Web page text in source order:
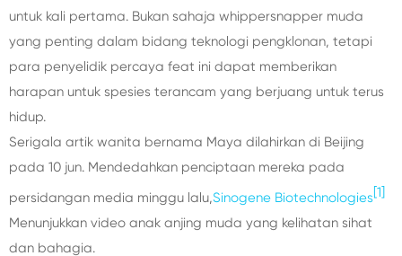
untuk kali pertama. Bukan sahaja whippersnapper muda
yang penting dalam bidang teknologi pengklonan, tetapi
para penyelidik percaya feat ini dapat memberikan
harapan untuk spesies terancam yang berjuang untuk terus
hidup.
Serigala artik wanita bernama Maya dilahirkan di Beijing
pada 10 jun. Mendedahkan penciptaan mereka pada
persidangan media minggu lalu,Sinogene Biotechnologies[1]
Menunjukkan video anak anjing muda yang kelihatan sihat
dan bahagia.